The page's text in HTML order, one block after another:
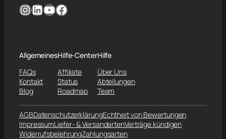
InstagramLinkedIn YouTube Facebook
Allgemeines
FAQs
Kontakt
Blog
Hilfe-Center
Affiliate
Status
Roadmap
Hilfe
Über Uns
Abteilungen
Team
AGBDatenschutzerklärungEchtheit von Bewertungen
ImpressumLiefer- & VersandartenVerträge kündigen
WiderrufsbelehrungZahlungsarten